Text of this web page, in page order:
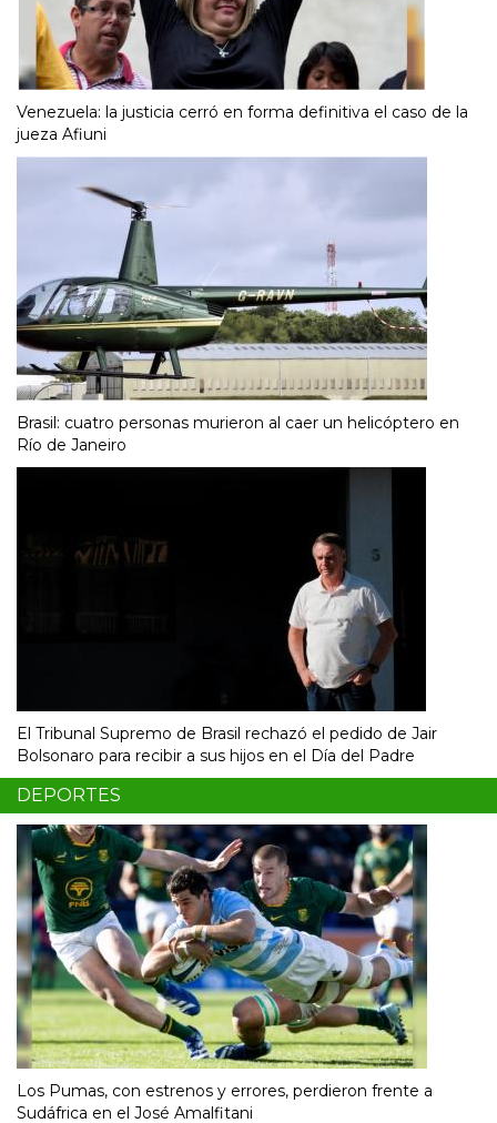
Venezuela: la justicia cerró en forma definitiva el caso de la
jueza Afiuni
Brasil: cuatro personas murieron al caer un helicóptero en
Río de Janeiro
El Tribunal Supremo de Brasil rechazó el pedido de Jair
Bolsonaro para recibir a sus hijos en el Día del Padre
DEPORTES
Los Pumas, con estrenos y errores, perdieron frente a
Sudáfrica en el José Amalfitani